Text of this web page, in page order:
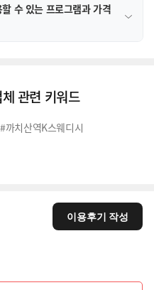
수 있는 프로그램과 가격
관련 키워드
#까치산역K스웨디시
이용후기 작성